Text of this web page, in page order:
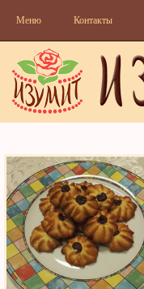
Меню Контакты